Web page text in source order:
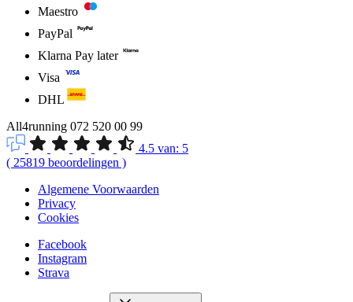
Maestro
PayPal
Klarna Pay later
Visa
DHL
All4running 072 520 00 99
4.5 van: 5
( 25819 beoordelingen )
Algemene Voorwaarden
Privacy
Cookies
Facebook
Instagram
Strava